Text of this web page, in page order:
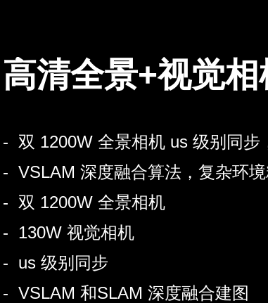
高清全景+视觉相
- 双 1200W 全景相机 us 级别同步
- VSLAM 深度融合算法，复杂环境
- 双 1200W 全景相机
- 130W 视觉相机
- us 级别同步
- VSLAM 和SLAM 深度融合建图